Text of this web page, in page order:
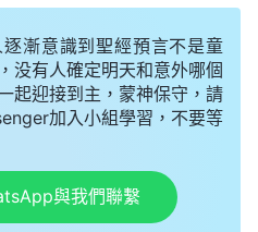
晚上，我輾轉反側無法入
個有分辨的人，當年教堂
迫排擠中，藉着禱告尋求
自教堂的地位加入家庭教
續事奉主。我對老姊妹很
不會不經過禱告尋求就隨
漸意識到聖經預言不是童
没有人確定明天和意外哪個
起迎接到主，蒙神保守，請
加入小組學習，不要等
與我們聯繫